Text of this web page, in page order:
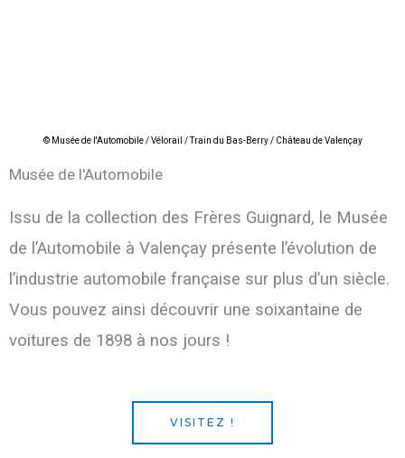
©Musée de l'Automobile / Vélorail / Train du Bas-Berry / Château de Valençay
Musée de l'Automobile
Issu de la collection des Frères Guignard, le Musée
de l’Automobile à Valençay présente l’évolution de
l’industrie automobile française sur plus d’un siècle.
Vous pouvez ainsi découvrir une soixantaine de
voitures de 1898 à nos jours !
VISITEZ !